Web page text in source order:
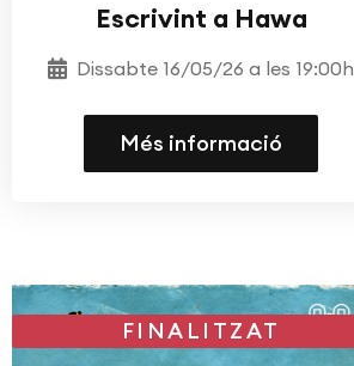
Escrivint a Hawa
Dissabte 16/05/26 a les 19:00h
Més informació
FINALITZAT